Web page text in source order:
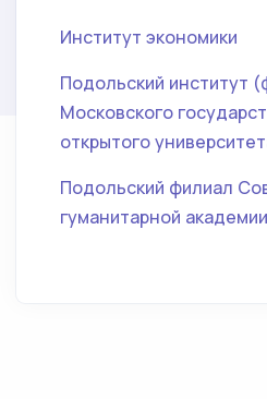
Институт экономики
Подольский институт
Московского
открытого
Подольский филиал
гуманитарной академии